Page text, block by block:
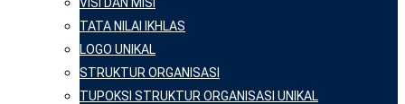
TATA NILAI IKHLAS
LOGO UNIKAL
STRUKTUR ORGANISASI
TUPOKSI STRUKTUR ORGANISASI UNIKAL